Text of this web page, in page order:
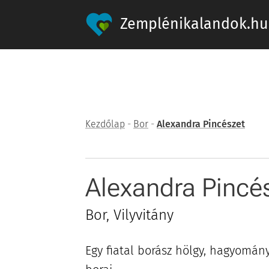
Zemplénikalandok.hu
Kezdőlap - Bor - Alexandra Pincészet
Alexandra
Bor, Vilyvitány
Egy fiatal borász hölgy,